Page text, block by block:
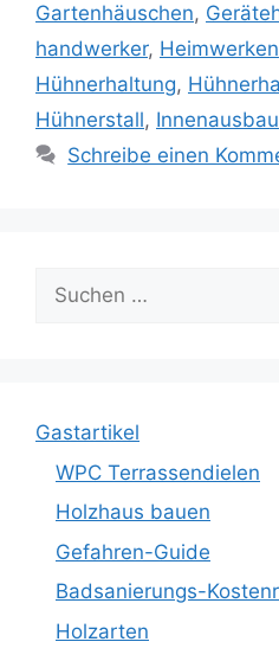
Gartenhäuschen,
handwerker, Heimwerken
Hühnerhaltung,
Hühnerstall, Innenausbau
Schreibe einen
Suche
nach:
Gastartikel
WPC Terrassendielen
Holzhaus bauen
Gefahren-Guide
Badsanierungs-
Holzarten